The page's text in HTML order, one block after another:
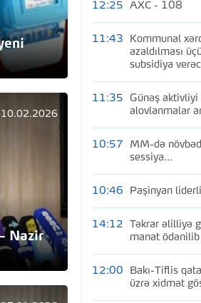
Nazir
10.02.2026
12:25 AXC - 108
11:43
Kommunal
azaldılması
subsidiya
11:35
Günəş aktivliyi
alovlanmalar
10:57
MM-də
sessiya...
10:46 Paşinyan
14:12
Təkrar əlilliyə
manat ödənilib
12:00
Bakı-Tiflis
üzrə xidmət